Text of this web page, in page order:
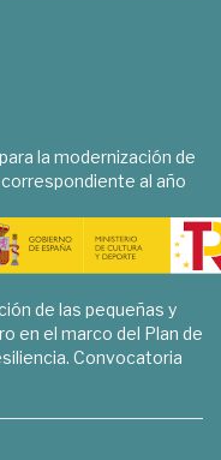
la modernización de
al año
de las pequeñas y
en el marco del Plan de
Convocatoria